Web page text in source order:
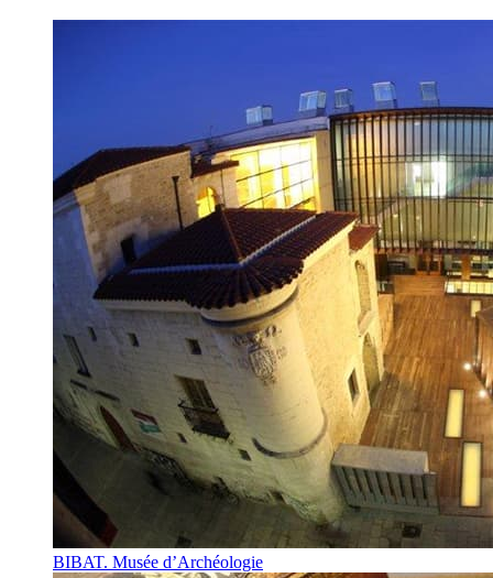
BIBAT. Musée d’Archéologie